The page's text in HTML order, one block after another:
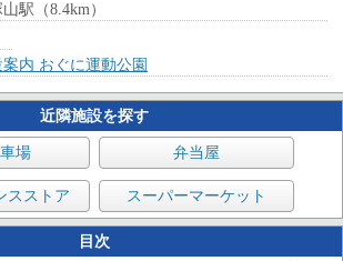
駅（8.4km）
内 おぐに運動公園
近隣施設を探す
場 弁当屋
スストア スーパーマーケット
目次